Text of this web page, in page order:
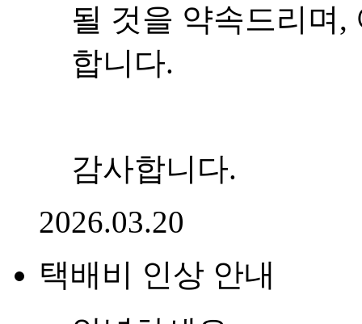
될 것을 약속드리며
합니다.
감사합니다.
2026.03.20
택배비 인상 안내